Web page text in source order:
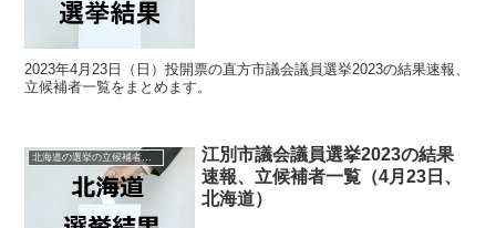
2023年4月23日（日）投開票の直方市議会議員選挙2023の結果速報、
立候補者一覧をまとめます。
北海道の選挙の立候補者と結果速報一覧
江別市議会議員選挙2023の結果
速報、立候補者一覧（4月23日、
北海道）